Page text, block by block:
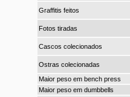
Graffitis feitos
Fotos tiradas
Cascos colecionados
Ostras colecionadas
Maior peso em bench press
Maior peso em dumbbells